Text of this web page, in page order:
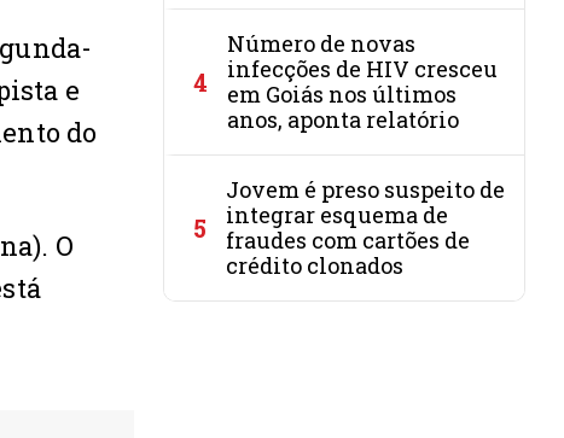
e
do
O
4
Número de novas
infecções de HIV cresceu
em Goiás nos últimos
anos, aponta relatório
5
Jovem é preso suspeito de
integrar esquema de
fraudes com cartões de
crédito clonados